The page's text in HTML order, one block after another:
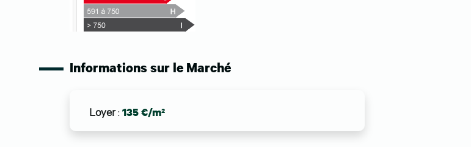
Informations sur le Marché
Loyer: 135 €/m²